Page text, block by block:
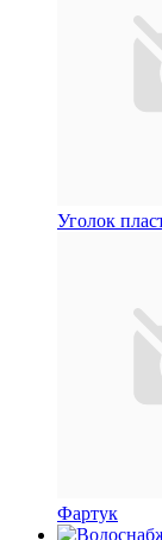
Уголок
Фартук